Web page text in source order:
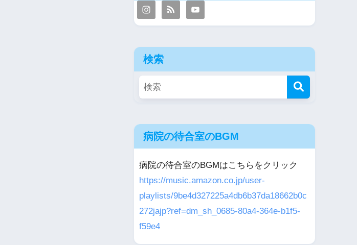
検索
病院の待合室のBGM
病院の待合室のBGMはこちらをクリック
https://music.amazon.co.jp/user-
playlists/9be4d327225a4db6b37da18662b0c
272jajp?ref=dm_sh_0685-80a4-364e-b1f5-
f59e4